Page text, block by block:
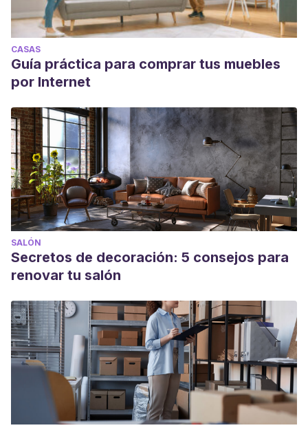
CASAS
Guía práctica para comprar tus muebles
por Internet
SALÓN
Secretos de decoración: 5 consejos para
renovar tu salón